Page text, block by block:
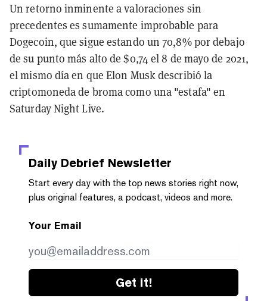
Un retorno inminente a valoraciones sin
precedentes es sumamente improbable para
Dogecoin, que sigue estando un 70,8% por debajo
de su punto más alto de $0,74 el 8 de mayo de 2021,
el mismo día en que Elon Musk describió la
criptomoneda de broma como una "estafa" en
Saturday Night Live.
Daily Debrief Newsletter
Start every day with the top news stories right now,
plus original features, a podcast, videos and more.
Your Email
Get it!